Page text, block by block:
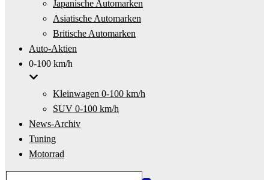
Japanische Automarken
Asiatische Automarken
Britische Automarken
Auto-Aktien
0-100 km/h
Kleinwagen 0-100 km/h
SUV 0-100 km/h
News-Archiv
Tuning
Motorrad